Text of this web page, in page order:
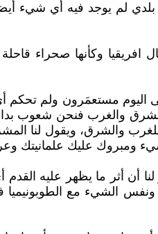
بلدي لم يوجد فيه أي
وكأنها صحراء
إلى اليوم مستعمَرون ولم
والغرب فنحن شعوب
والشرق، ويقول لنا
شيء ومبروك عليك علمانيتك
أن أثر ما يظهر عليه
الشيء مع الطوبونيميا